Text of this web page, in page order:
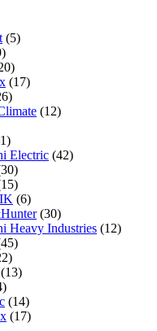
(5)
(17)
(12)
Electric (42)
(6)
(30)
Heavy Industries (12)
(13)
(14)
(17)